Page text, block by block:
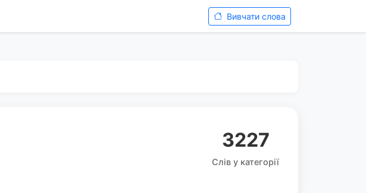
Вивчати слова
3227
Слів у категорії